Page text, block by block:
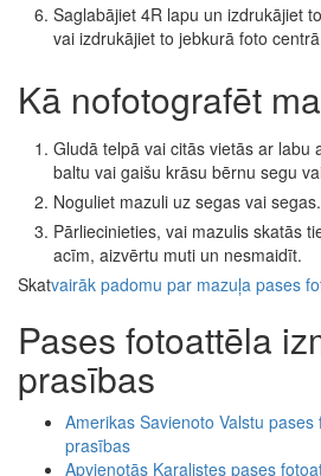
Saglabājiet 4R lapu un izdrukājiet
vai izdrukājiet to jebkurā foto
Kā nofotografēt
Gludā telpā vai citās vietās ar labu
baltu vai gaišu krāsu bērnu segu
Noguliet mazuli uz segas vai segas.
Pārliecinieties, vai mazulis skatās
acīm, aizvērtu muti un nesmaidīt.
Skatvairāk padomu par mazuļa pases
Pases fotoattēla
prasības
Amerikas Savienoto Valstu
prasības
Apvienotās Karalistes pases